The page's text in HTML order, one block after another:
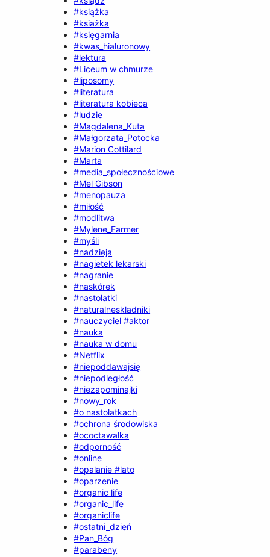
#książka
#ksiażka
#księgarnia
#kwas_hialuronowy
#lektura
#Liceum w chmurze
#liposomy
#literatura
#literatura kobieca
#ludzie
#Magdalena_Kuta
#Małgorzata_Potocka
#Marion Cottilard
#Marta
#media_społecznościowe
#Mel Gibson
#menopauza
#miłość
#modlitwa
#Mylene_Farmer
#myśli
#nadzieja
#nagietek lekarski
#nagranie
#naskórek
#nastolatki
#naturalneskladniki
#nauczyciel #aktor
#nauka
#nauka w domu
#Netflix
#niepoddawajsię
#niepodległość
#niezapominajki
#nowy_rok
#o nastolatkach
#ochrona środowiska
#ococtawalka
#odporność
#online
#opalanie #lato
#oparzenie
#organic life
#organic_life
#organiclife
#ostatni_dzień
#Pan_Bóg
#parabeny